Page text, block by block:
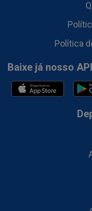
Política
Baixe já nosso